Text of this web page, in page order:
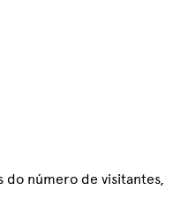
do número de visitantes,